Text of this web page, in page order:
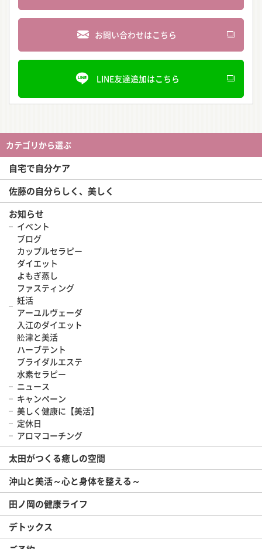
お問い合わせはこちら
LINE友達追加はこちら
カテゴリから選ぶ
自宅で自分ケア
佐藤の自分らしく、美しく
お知らせ
イベント
ブログ
カップルセラピー
ダイエット
よもぎ蒸し
ファスティング
妊活
アーユルヴェーダ
入江のダイエット
舩津と美活
ハーブテント
ブライダルエステ
水素セラピー
ニュース
キャンペーン
美しく健康に【美活】
定休日
アロマコーチング
太田がつくる癒しの空間
沖山と美活～心と身体を整える～
田ノ岡の健康ライフ
デトックス